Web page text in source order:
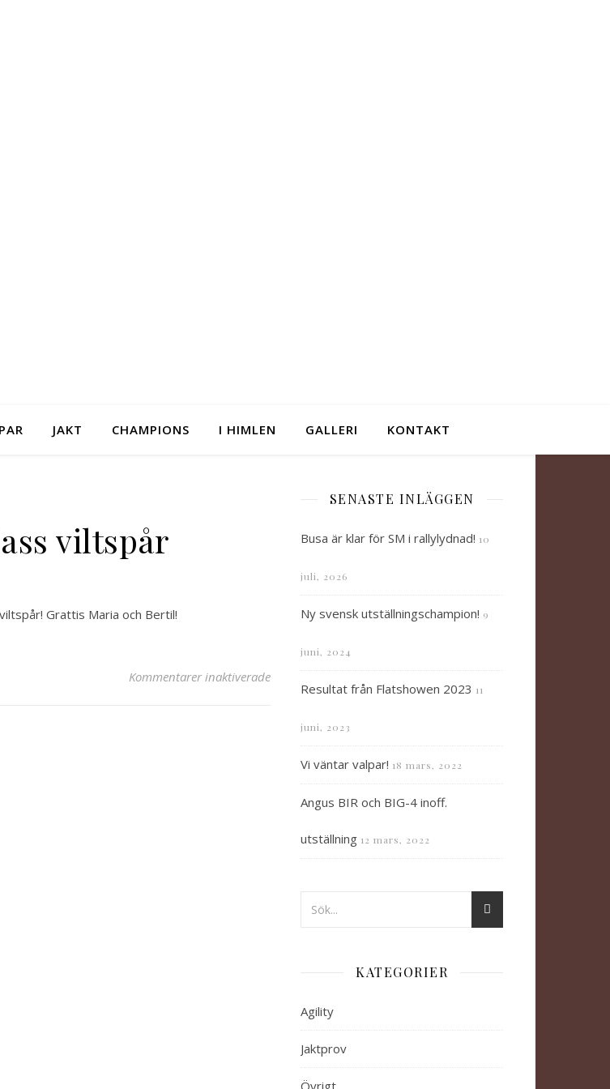
JAKT CHAMPIONS I HIMLEN GALLERI KONTAKT
viltspår
Grattis Maria och Bertil!
Kommentarer inaktiveradeför Godkänd anlagsklass viltspår
SENASTE INLÄGGEN
Busa är klar för SM i rallylydnad! 10
juli, 2026
Ny svensk utställningschampion! 9
juni, 2024
Resultat från Flatshowen 2023 11
juni, 2023
Vi väntar valpar! 18 mars, 2022
Angus BIR och BIG-4 inoff.
utställning 12 mars, 2022
KATEGORIER
Agility
Jaktprov
Övrigt